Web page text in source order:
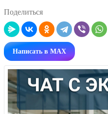
Поделиться
Написать в MAX